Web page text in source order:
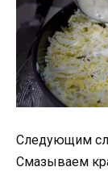
Следующим
Смазываем